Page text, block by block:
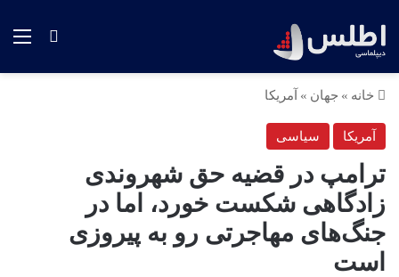
جستجو
خانه » جهان » آمریکا
آمریکا سیاسی
ترامپ در قضیه حق شهروندی
زادگاهی شکست خورد، اما در
جنگ‌های مهاجرتی رو به پیروزی
است